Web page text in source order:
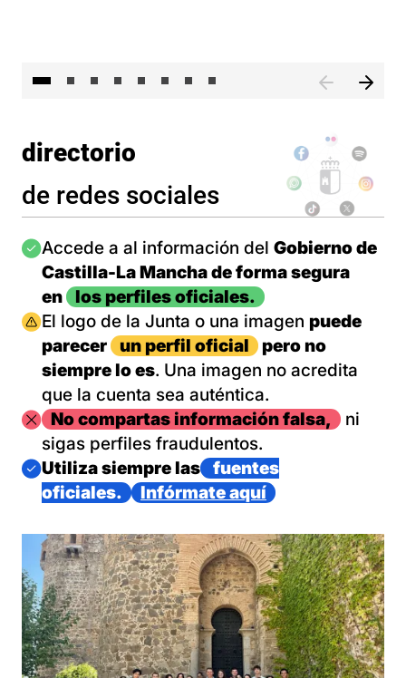
directorio
de redes sociales
Imagen
Accede a al información del Gobierno de
Castilla-La Mancha de forma segura
en
los perfiles oficiales.
Imagen
El logo de la Junta o una imagen puede
parecer
un perfil oficial
pero no
siempre lo es. Una imagen no acredita
que la cuenta sea auténtica.
ImagenNo compartas información falsa,
ni
sigas perfiles fraudulentos.
Imagen
Utiliza siempre las
fuentes
oficiales.
Infórmate aquí